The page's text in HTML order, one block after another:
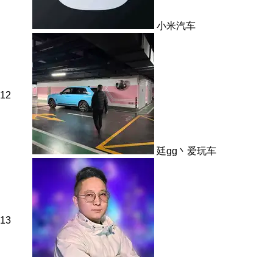
小米汽车
12
廷gg丶爱玩车
13